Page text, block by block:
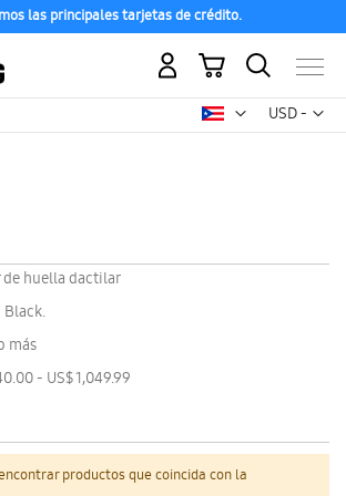
las principales tarjetas de crédito.
USD -
dólar
Mi carrito
productos que coincida con la
de huella dactilar
más
- US$ 1,049.99